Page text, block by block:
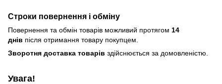
Строки повернення і обміну
Повернення та обмін товарів можливий протягом 14
днів після отримання товару покупцем.
Зворотня доставка товарів здійснюється за домовленістю.
Увага!